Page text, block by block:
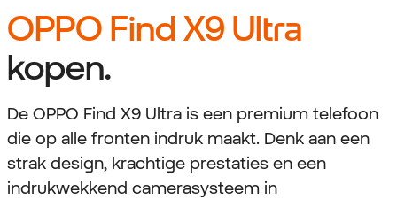
OPPO Find X9 Ultra
kopen.
De OPPO Find X9 Ultra is een premium telefoon
die op alle fronten indruk maakt. Denk aan een
strak design, krachtige prestaties en een
indrukwekkend camerasysteem in